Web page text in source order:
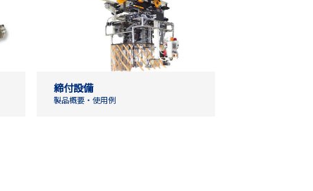
締付設備
製品概要・使用例